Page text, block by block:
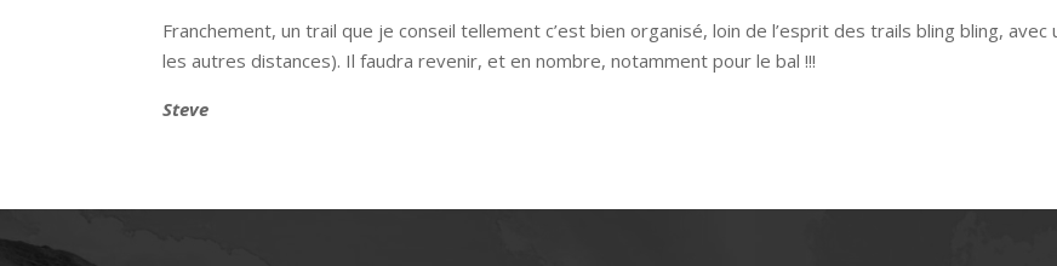
Franchement, un trail que je conseil tellement c’est bien organisé, loin de l’esprit des trails bling bling,
les autres distances). Il faudra revenir, et en nombre, notamment pour le bal !!!
Steve